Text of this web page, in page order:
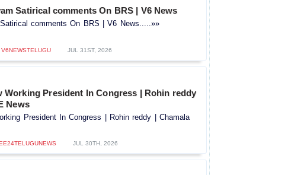
Satirical comments On BRS | V6 News
comments On BRS | V6 News.....»»
V6NEWSTELUGU JUL 31ST, 2026
Working President In Congress | Rohin reddy
News
President In Congress | Rohin reddy | Chamala
JUL 30TH, 2026